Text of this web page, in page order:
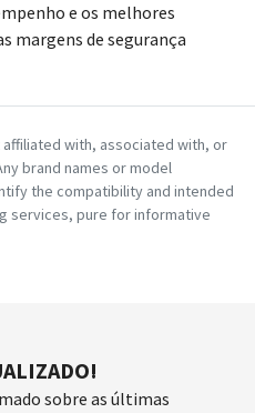
e os melhores
margens de segurança
with, associated with, or
brand names or model
the compatibility and intended
services, pure for informative
sobre as últimas